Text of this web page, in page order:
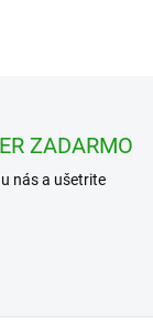
ZADARMO
nás a ušetrite